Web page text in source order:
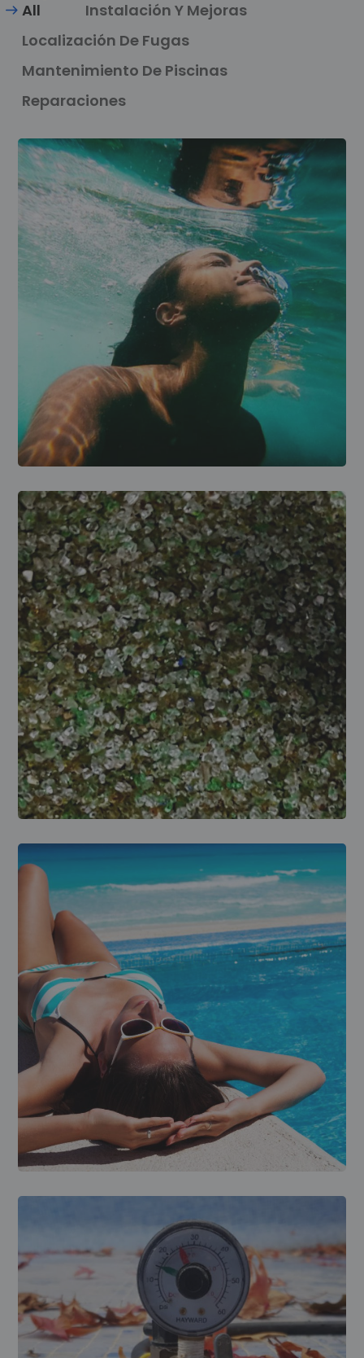
All
Instalación Y Mejoras
Localización De Fugas
Mantenimiento De Piscinas
Reparaciones
INSTALACIÓN Y MEJORAS
Cloración salina
REPARACIONES
Reparación del filtro de
la piscina
MANTENIMIENTO DE PISCINAS
Mantenimiento piscina
comunitaria